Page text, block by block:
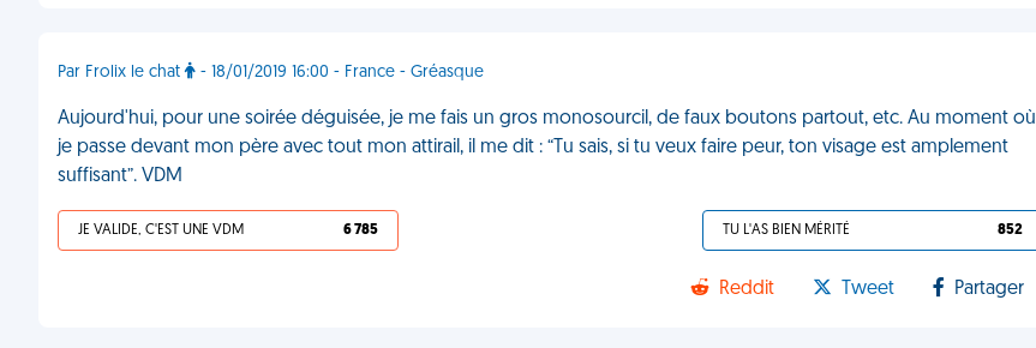
Par Frolix le chat - 18/01/2019 16:00 - France - Gréasque
Aujourd'hui, pour une soirée déguisée, je me fais un gros monosourcil, de faux boutons partout, etc. Au moment où
je passe devant mon père avec tout mon attirail, il me dit : “Tu sais, si tu veux faire peur, ton visage est amplement
suffisant”. VDM
JE VALIDE, C'EST UNE VDM 6 785 TU L'AS BIEN MÉRITÉ 852
Reddit Tweet Partager